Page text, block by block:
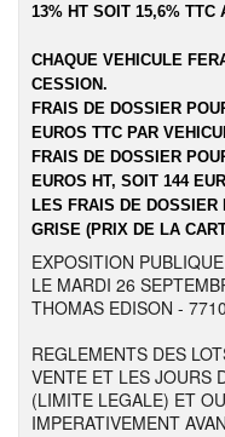
13% HT SOIT 15,6% TTC
CHAQUE VEHICULE
CESSION.
FRAIS DE DOSSIER
EUROS TTC PAR
FRAIS DE DOSSIER
EUROS HT, SOIT 144
LES FRAIS DE DOSSIER
GRISE (PRIX DE LA
EXPOSITION
LE MARDI 26
THOMAS EDISON -
REGLEMENTS DES
VENTE ET LES JOURS
(LIMITE LEGALE) ET
IMPERATIVEMENT